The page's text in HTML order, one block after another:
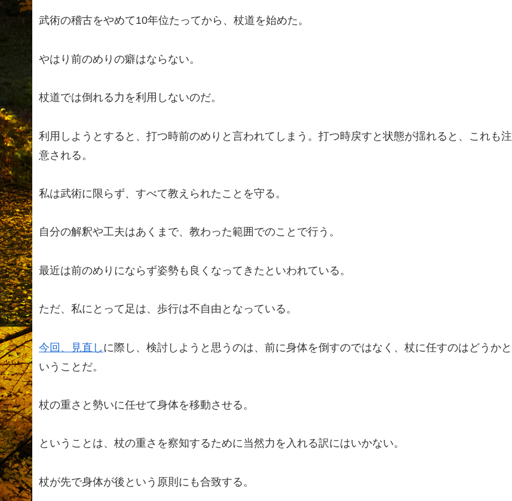
武術の稽古をやめて10年位たってから、杖道を始めた。
やはり前のめりの癖はならない。
杖道では倒れる力を利用しないのだ。
利用しようとすると、打つ時前のめりと言われてしまう。打つ時戻すと状態が揺れると、これも注
意される。
私は武術に限らず、すべて教えられたことを守る。
自分の解釈や工夫はあくまで、教わった範囲でのことで行う。
最近は前のめりにならず姿勢も良くなってきたといわれている。
ただ、私にとって足は、歩行は不自由となっている。
今回、見直し に際し、検討しようと思うのは、前に身体を倒すのではなく、杖に任すのはどうかと
いうことだ。
杖の重さと勢いに任せて身体を移動させる。
ということは、杖の重さを察知するために当然力を入れる訳にはいかない。
杖が先で身体が後という原則にも合致する。